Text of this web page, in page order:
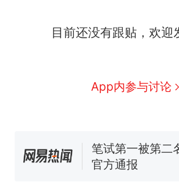
目前还没有跟贴，欢迎
App内参与讨论
费大厨“全国小炒
窝，原地守1天
140多朵
美国渔民钓获鲨
官方通报
热 那个在床头放